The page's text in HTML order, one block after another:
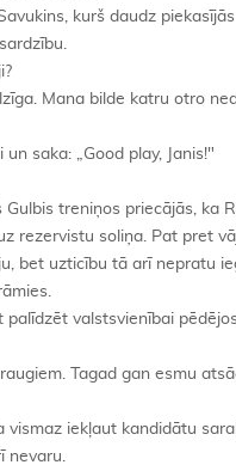
kurš daudz
Mana bilde katru otro
saka: „Good play, Janis!"
treniņos priecājās, ka
rezervistu soliņa. Pat pret
bet uzticību tā arī nepratu
valstsvienībai
Tagad gan esmu
vismaz iekļaut kandidātu
nevaru.